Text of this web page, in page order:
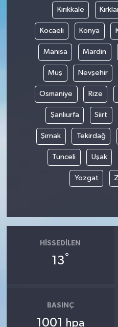
Kırıkkale
Kocaeli Konya
Manisa Mardin
Muş Nevşehir
Osmaniye Rize
Şanlıurfa Siirt
Şırnak Tekirdağ
Tunceli Uşak
Yozgat
HISSEDILEN
13°
BASINÇ
1001 hpa